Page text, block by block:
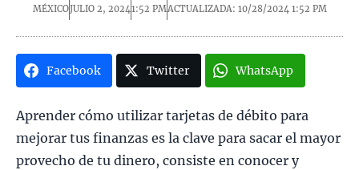
MÉXICOJULIO 2, 20241:52 PMACTUALIZADA: 10/28/2024 1:52 PM
Facebook Twitter WhatsApp
Aprender cómo utilizar tarjetas de débito para
mejorar tus finanzas es la clave para sacar el mayor
provecho de tu dinero, consiste en conocer y